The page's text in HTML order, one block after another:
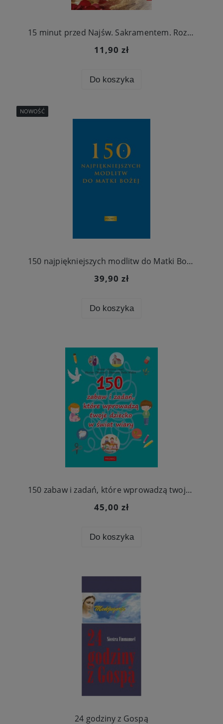
15 minut przed Najśw. Sakramentem. Rozważania i modlitwy adoracyjne
11,90 zł
Do koszyka
150 najpiękniejszych modlitw do Matki Bożej
39,90 zł
Do koszyka
NOWOŚĆ
150 zabaw i zadań, które wprowadzą twoje dziecko w świat wiary
45,00 zł
Do koszyka
24 godziny z Gospą